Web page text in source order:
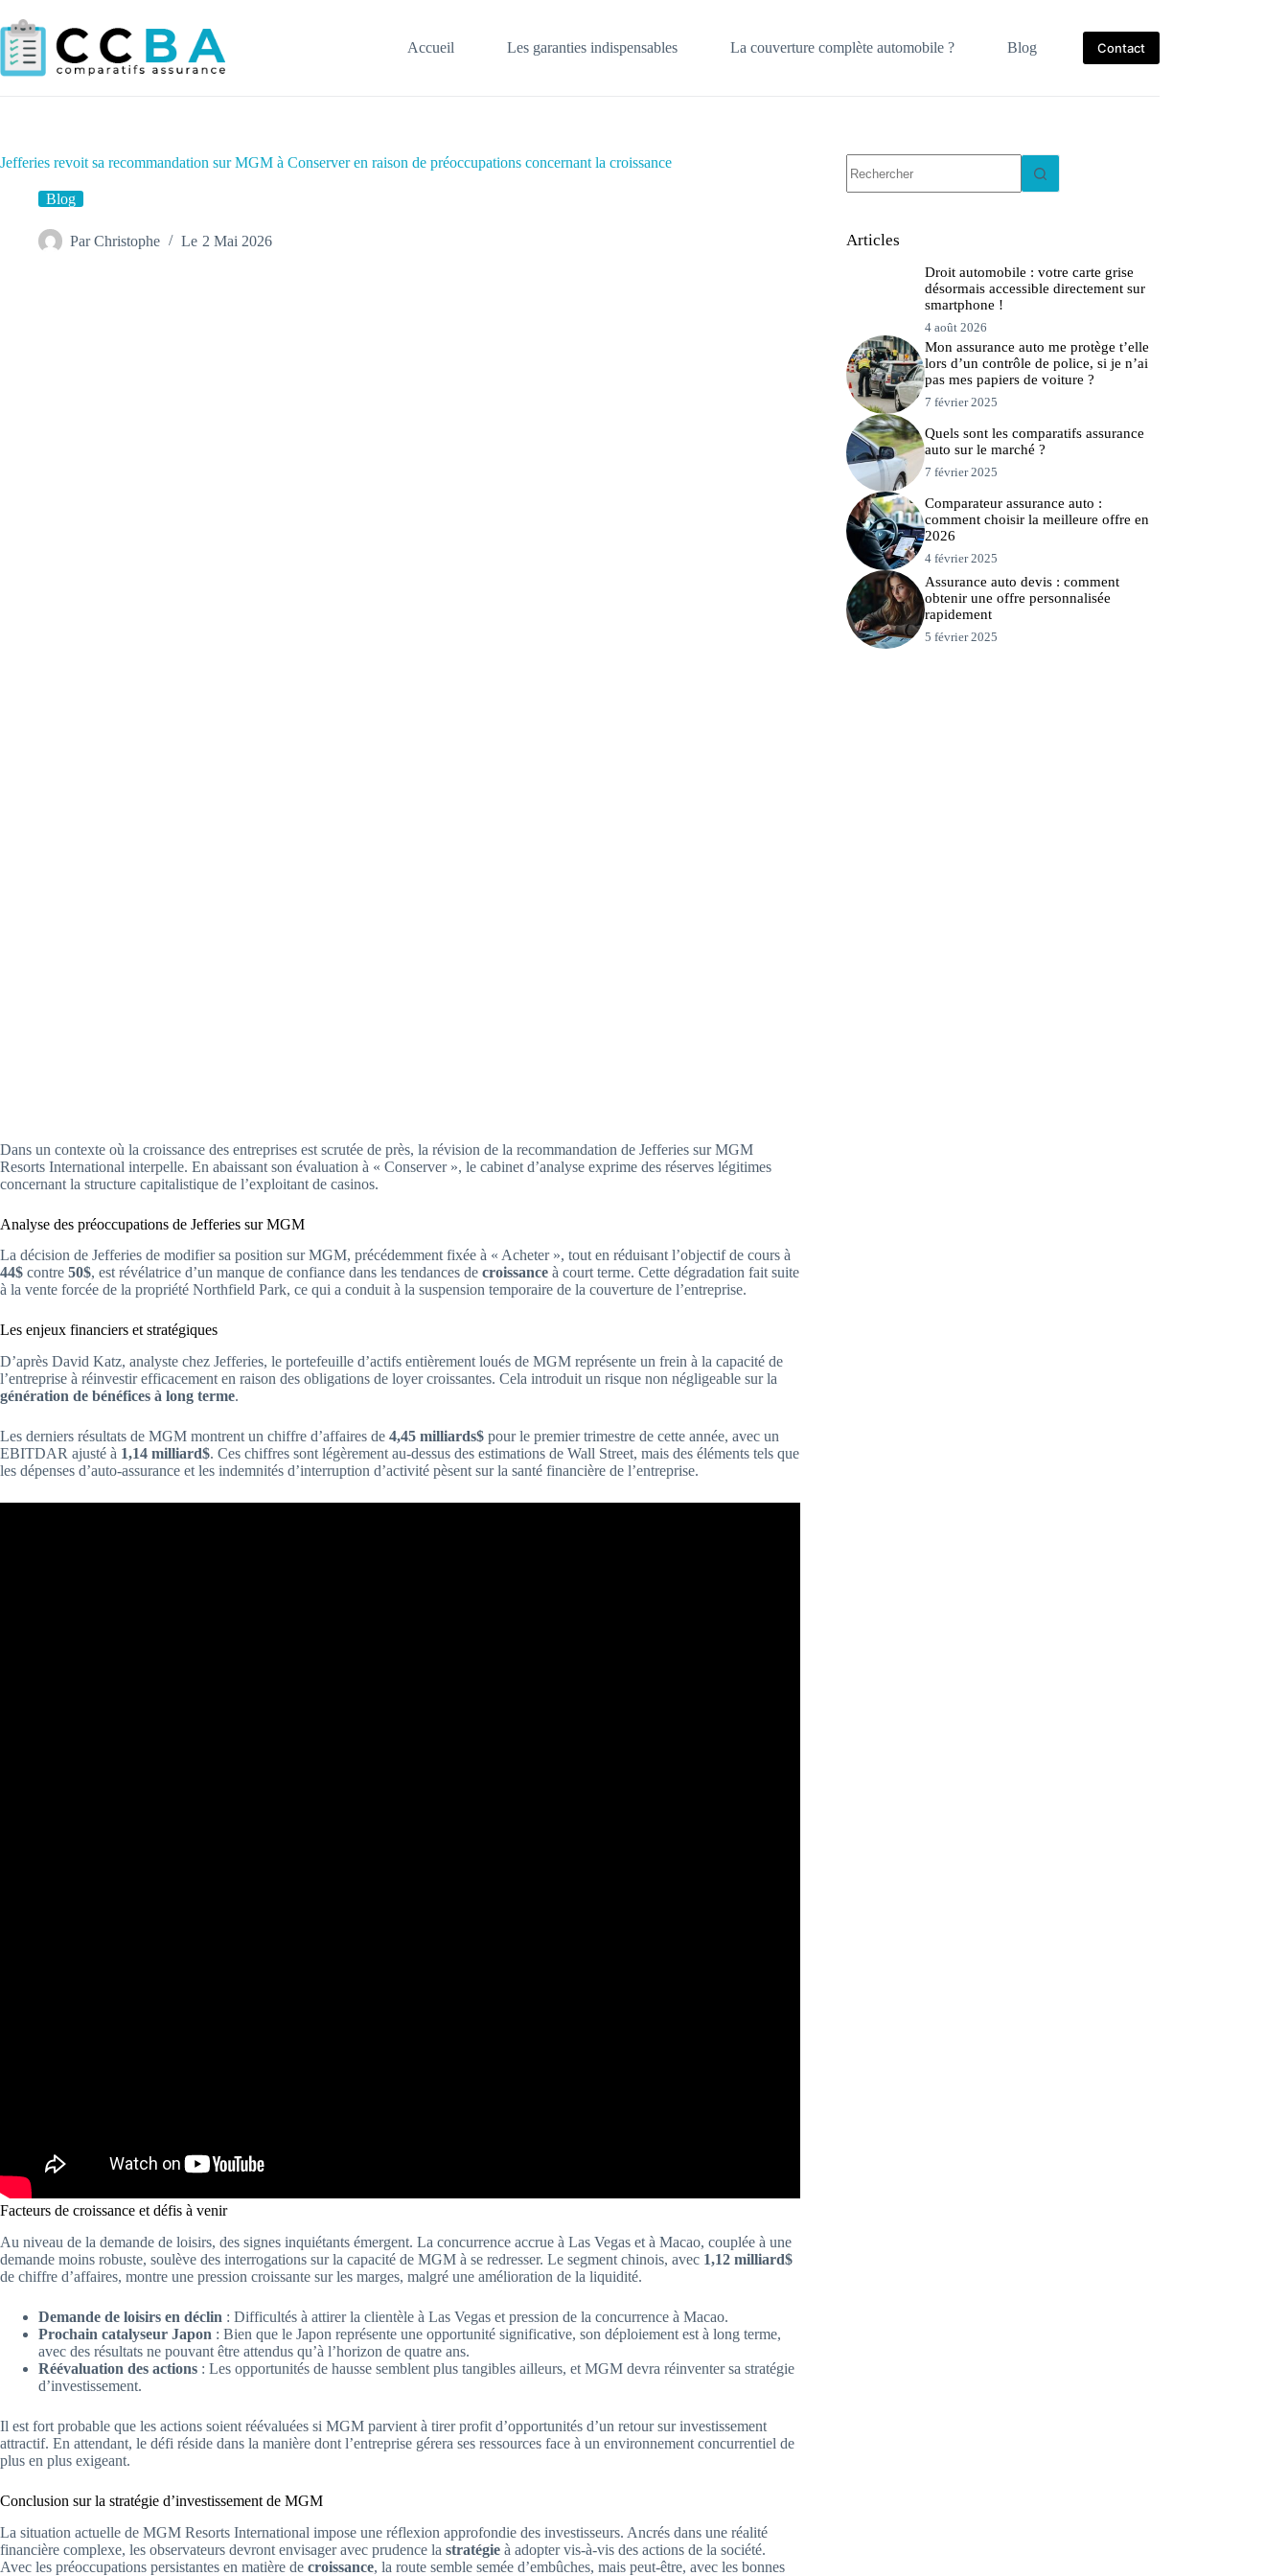
au
contenu
Accueil Les garanties indispensables La couverture complète automobile ? Blog Contact
Jefferies revoit sa recommandation sur MGM à Conserver en raison de préoccupations concernant la croissance
Blog
Par Christophe Le 2 Mai 2026
Dans un contexte où la croissance des entreprises est scrutée de près, la révision de la recommandation de Jefferies sur MGM
Resorts International interpelle. En abaissant son évaluation à « Conserver », le cabinet d’analyse exprime des réserves légitimes
concernant la structure capitalistique de l’exploitant de casinos.
Analyse des préoccupations de Jefferies sur MGM
La décision de Jefferies de modifier sa position sur MGM, précédemment fixée à « Acheter », tout en réduisant l’objectif de cours à
44$ contre 50$, est révélatrice d’un manque de confiance dans les tendances de croissance à court terme. Cette dégradation fait suite
à la vente forcée de la propriété Northfield Park, ce qui a conduit à la suspension temporaire de la couverture de l’entreprise.
Les enjeux financiers et stratégiques
D’après David Katz, analyste chez Jefferies, le portefeuille d’actifs entièrement loués de MGM représente un frein à la capacité de
l’entreprise à réinvestir efficacement en raison des obligations de loyer croissantes. Cela introduit un risque non négligeable sur la
génération de bénéfices à long terme.
Les derniers résultats de MGM montrent un chiffre d’affaires de 4,45 milliards$ pour le premier trimestre de cette année, avec un
EBITDAR ajusté à 1,14 milliard$. Ces chiffres sont légèrement au-dessus des estimations de Wall Street, mais des éléments tels que
les dépenses d’auto-assurance et les indemnités d’interruption d’activité pèsent sur la santé financière de l’entreprise.
Facteurs de croissance et défis à venir
Au niveau de la demande de loisirs, des signes inquiétants émergent. La concurrence accrue à Las Vegas et à Macao, couplée à une
demande moins robuste, soulève des interrogations sur la capacité de MGM à se redresser. Le segment chinois, avec 1,12 milliard$
de chiffre d’affaires, montre une pression croissante sur les marges, malgré une amélioration de la liquidité.
Demande de loisirs en déclin : Difficultés à attirer la clientèle à Las Vegas et pression de la concurrence à Macao.
Prochain catalyseur Japon : Bien que le Japon représente une opportunité significative, son déploiement est à long terme,
avec des résultats ne pouvant être attendus qu’à l’horizon de quatre ans.
Réévaluation des actions : Les opportunités de hausse semblent plus tangibles ailleurs, et MGM devra réinventer sa stratégie
d’investissement.
Il est fort probable que les actions soient réévaluées si MGM parvient à tirer profit d’opportunités d’un retour sur investissement
attractif. En attendant, le défi réside dans la manière dont l’entreprise gérera ses ressources face à un environnement concurrentiel de
plus en plus exigeant.
Conclusion sur la stratégie d’investissement de MGM
La situation actuelle de MGM Resorts International impose une réflexion approfondie des investisseurs. Ancrés dans une réalité
financière complexe, les observateurs devront envisager avec prudence la stratégie à adopter vis-à-vis des actions de la société.
Avec les préoccupations persistantes en matière de croissance, la route semble semée d’embûches, mais peut-être, avec les bonnes
résultat
Articles
Droit automobile : votre carte grise
désormais accessible directement sur
smartphone !
4 août 2026
Mon assurance auto me protège t’elle
lors d’un contrôle de police, si je n’ai
pas mes papiers de voiture ?
7 février 2025
Quels sont les comparatifs assurance
auto sur le marché ?
7 février 2025
Comparateur assurance auto :
comment choisir la meilleure offre en
2026
4 février 2025
Assurance auto devis : comment
obtenir une offre personnalisée
rapidement
5 février 2025